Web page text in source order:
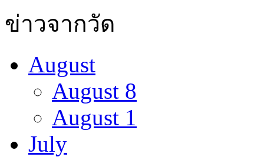
ข่าวจากวัด
August
August 8
August 1
July